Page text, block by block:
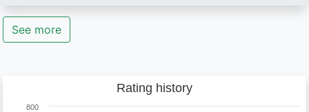
See more
Rating history
800